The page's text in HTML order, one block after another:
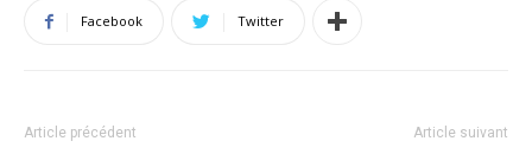
Facebook Twitter
Article précédent Article suivant